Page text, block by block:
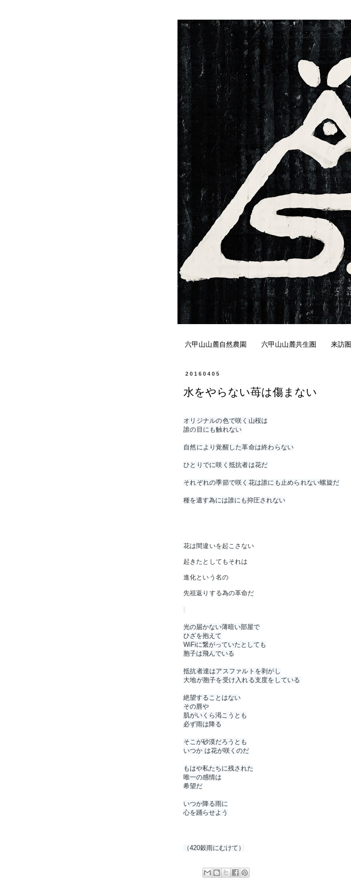
六甲山山麓自然農園 六甲山山麓共生圏 来訪圏
20160405
水をやらない苺は傷まない
オリジナルの色で咲く山桜は
誰の目にも触れない
自然により覚醒した革命は終わらない
ひとりでに咲く抵抗者は花だ
それぞれの季節で咲く花は誰にも止められない螺旋だ
種を遺す為には誰にも抑圧されない
花は間違いを起こさない
起きたとしてもそれは
進化という名の
先祖返りする為の革命だ
の
リ
ツ
イ
ー
ト
い
ね
光の届かない薄暗い部屋で
ひざを抱えて
WiFiに繋がっていたとしても
胞子は飛んでいる
抵抗者達はアスファルトを剥がし
大地が胞子を受け入れる支度をしている
絶望することはない
その唇や
肌がいくら渇こうとも
必ず雨は降る
そこが砂漠だろうとも
いつか は花が咲くのだ
もはや私たちに残された
唯一の感情は
希望だ
いつか降る雨に
心を踊らせよう
（420穀雨にむけて）